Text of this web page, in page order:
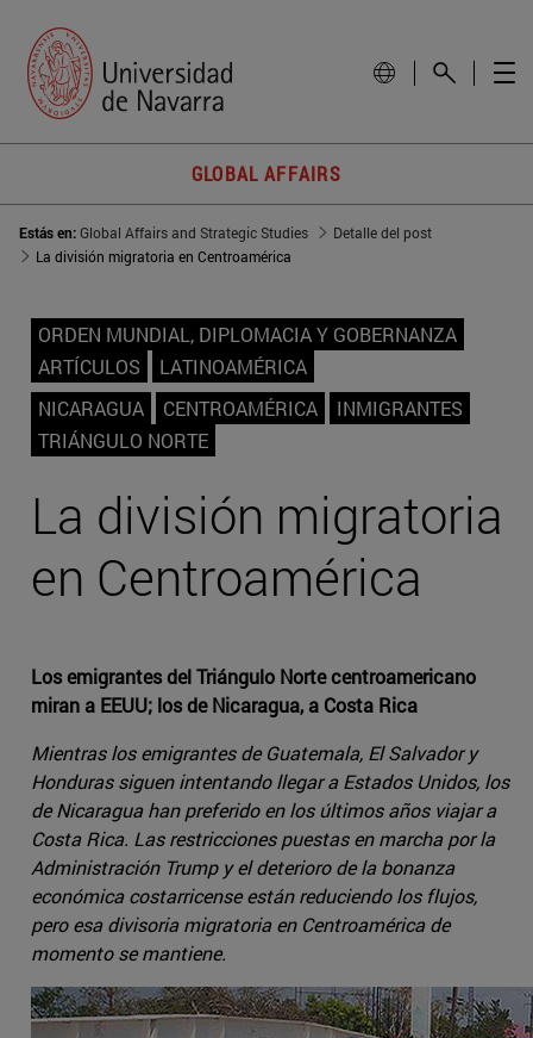
GLOBAL AFFAIRS
Estás en:Global Affairs and Strategic Studies
Detalle del post
La división migratoria en Centroamérica
ORDEN MUNDIAL, DIPLOMACIA Y GOBERNANZA
ARTÍCULOS
LATINOAMÉRICA
NICARAGUA
CENTROAMÉRICA
INMIGRANTES
TRIÁNGULO NORTE
La división migratoria
en Centroamérica
Los emigrantes del Triángulo Norte centroamericano
miran a EEUU; los de Nicaragua, a Costa Rica
Mientras los emigrantes de Guatemala, El Salvador y
Honduras siguen intentando llegar a Estados Unidos, los
de Nicaragua han preferido en los últimos años viajar a
Costa Rica. Las restricciones puestas en marcha por la
Administración Trump y el deterioro de la bonanza
económica costarricense están reduciendo los flujos,
pero esa divisoria migratoria en Centroamérica de
momento se mantiene.